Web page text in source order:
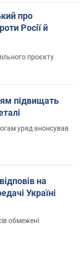
про
Росії й
проєкту
підвищать
уряд анонсував
на
Україні
обмежені